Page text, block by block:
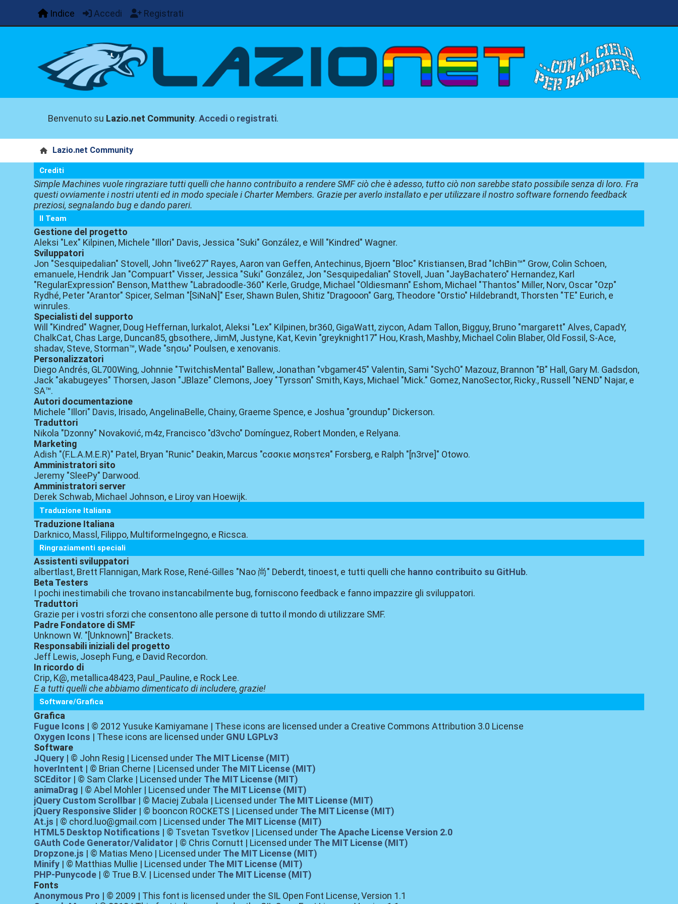
Indice Accedi Registrati
Benvenuto su Lazio.net Community.Accedi o registrati.
Lazio.net Community
Crediti
Simple Machines vuole ringraziare tutti quelli che hanno contribuito a rendere SMF ciò che è adesso, tutto ciò non sarebbe stato possibile senza di loro. Fra
questi ovviamente i nostri utenti ed in modo speciale i Charter Members. Grazie per averlo installato e per utilizzare il nostro software fornendo feedback
preziosi, segnalando bug e dando pareri.
Il Team
Gestione del progetto
Aleksi "Lex" Kilpinen, Michele "Illori" Davis, Jessica "Suki" González, e Will "Kindred" Wagner.
Sviluppatori
Jon "Sesquipedalian" Stovell, John "live627" Rayes, Aaron van Geffen, Antechinus, Bjoern "Bloc" Kristiansen, Brad "IchBin™" Grow, Colin Schoen,
emanuele, Hendrik Jan "Compuart" Visser, Jessica "Suki" González, Jon "Sesquipedalian" Stovell, Juan "JayBachatero" Hernandez, Karl
"RegularExpression" Benson, Matthew "Labradoodle-360" Kerle, Grudge, Michael "Oldiesmann" Eshom, Michael "Thantos" Miller, Norv, Oscar "Ozp"
Rydhé, Peter "Arantor" Spicer, Selman "[SiNaN]" Eser, Shawn Bulen, Shitiz "Dragooon" Garg, Theodore "Orstio" Hildebrandt, Thorsten "TE" Eurich, e
winrules.
Specialisti del supporto
Will "Kindred" Wagner, Doug Heffernan, lurkalot, Aleksi "Lex" Kilpinen, br360, GigaWatt, ziycon, Adam Tallon, Bigguy, Bruno "margarett" Alves, CapadY,
ChalkCat, Chas Large, Duncan85, gbsothere, JimM, Justyne, Kat, Kevin "greyknight17" Hou, Krash, Mashby, Michael Colin Blaber, Old Fossil, S-Ace,
shadav, Steve, Storman™, Wade "sησω" Poulsen, e xenovanis.
Personalizzatori
Diego Andrés, GL700Wing, Johnnie "TwitchisMental" Ballew, Jonathan "vbgamer45" Valentin, Sami "SychO" Mazouz, Brannon "B" Hall, Gary M. Gadsdon,
Jack "akabugeyes" Thorsen, Jason "JBlaze" Clemons, Joey "Tyrsson" Smith, Kays, Michael "Mick." Gomez, NanoSector, Ricky., Russell "NEND" Najar, e
SA™.
Autori documentazione
Michele "Illori" Davis, Irisado, AngelinaBelle, Chainy, Graeme Spence, e Joshua "groundup" Dickerson.
Traduttori
Nikola "Dzonny" Novaković, m4z, Francisco "d3vcho" Domínguez, Robert Monden, e Relyana.
Marketing
Adish "(F.L.A.M.E.R)" Patel, Bryan "Runic" Deakin, Marcus "cσσкιє мσηѕтєя" Forsberg, e Ralph "[n3rve]" Otowo.
Amministratori sito
Jeremy "SleePy" Darwood.
Amministratori server
Derek Schwab, Michael Johnson, e Liroy van Hoewijk.
Traduzione Italiana
Traduzione Italiana
Darknico, Massl, Filippo, MultiformeIngegno, e Ricsca.
Ringraziamenti speciali
Assistenti sviluppatori
albertlast, Brett Flannigan, Mark Rose, René-Gilles "Nao 尚" Deberdt, tinoest, e tutti quelli che hanno contribuito su GitHub.
Beta Testers
I pochi inestimabili che trovano instancabilmente bug, forniscono feedback e fanno impazzire gli sviluppatori.
Traduttori
Grazie per i vostri sforzi che consentono alle persone di tutto il mondo di utilizzare SMF.
Padre Fondatore di SMF
Unknown W. "[Unknown]" Brackets.
Responsabili iniziali del progetto
Jeff Lewis, Joseph Fung, e David Recordon.
In ricordo di
Crip, K@, metallica48423, Paul_Pauline, e Rock Lee.
E a tutti quelli che abbiamo dimenticato di includere, grazie!
Software/Grafica
Grafica
Fugue Icons | © 2012 Yusuke Kamiyamane | These icons are licensed under a Creative Commons Attribution 3.0 License
Oxygen Icons | These icons are licensed under GNU LGPLv3
Software
JQuery | © John Resig | Licensed under The MIT License (MIT)
hoverIntent | © Brian Cherne | Licensed under The MIT License (MIT)
SCEditor | © Sam Clarke | Licensed under The MIT License (MIT)
animaDrag | © Abel Mohler | Licensed under The MIT License (MIT)
jQuery Custom Scrollbar | © Maciej Zubala | Licensed under The MIT License (MIT)
jQuery Responsive Slider | © booncon ROCKETS | Licensed under The MIT License (MIT)
At.js | © chord.luo@gmail.com | Licensed under The MIT License (MIT)
HTML5 Desktop Notifications | © Tsvetan Tsvetkov | Licensed under The Apache License Version 2.0
GAuth Code Generator/Validator | © Chris Cornutt | Licensed under The MIT License (MIT)
Dropzone.js | © Matias Meno | Licensed under The MIT License (MIT)
Minify | © Matthias Mullie | Licensed under The MIT License (MIT)
PHP-Punycode | © True B.V. | Licensed under The MIT License (MIT)
Fonts
Anonymous Pro | © 2009 | This font is licensed under the SIL Open Font License, Version 1.1